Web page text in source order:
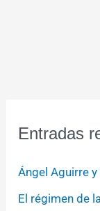
Entradas
Ángel Aguirre
El régimen de